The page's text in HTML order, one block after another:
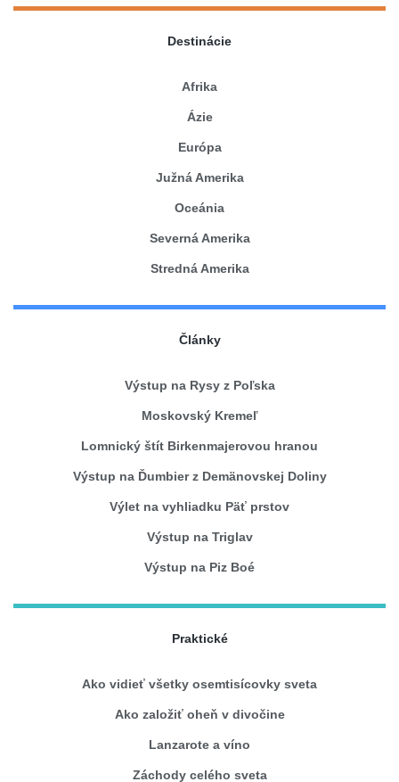
Destinácie
Afrika
Ázie
Európa
Južná Amerika
Oceánia
Severná Amerika
Stredná Amerika
Články
Výstup na Rysy z Poľska
Moskovský Kremeľ
Lomnický štít Birkenmajerovou hranou
Výstup na Ďumbier z Demänovskej Doliny
Výlet na vyhliadku Päť prstov
Výstup na Triglav
Výstup na Piz Boé
Praktické
Ako vidieť všetky osemtisícovky sveta
Ako založiť oheň v divočine
Lanzarote a víno
Záchody celého sveta